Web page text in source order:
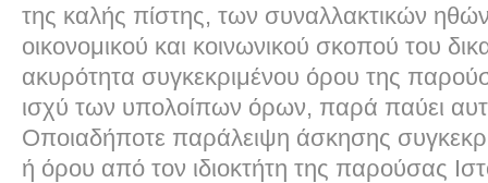
της καλής πίστης, των συναλλακτικών
οικονομικού και κοινωνικού σκοπού του
ακυρότητα συγκεκριμένου όρου της
ισχύ των υπολοίπων όρων, παρά παύει
Οποιαδήποτε παράλειψη άσκησης
ή όρου από τον ιδιοκτήτη της παρούσας